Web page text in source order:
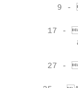
9 -
17 -
27 -